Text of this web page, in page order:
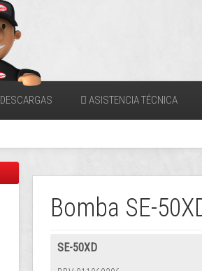
DESCARGAS ASISTENCIA TÉCNICA
Bomba SE-
SE-50XD